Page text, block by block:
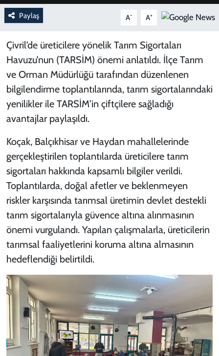
Paylaş A- A+
Çivril’de üreticilere yönelik Tarım Sigortaları
Havuzu’nun (TARSİM) önemi anlatıldı. İlçe Tarım
ve Orman Müdürlüğü tarafından düzenlenen
bilgilendirme toplantılarında, tarım sigortalarındaki
yenilikler ile TARSİM’in çiftçilere sağladığı
avantajlar paylaşıldı.
Koçak, Balçıkhisar ve Haydan mahallelerinde
gerçekleştirilen toplantılarda üreticilere tarım
sigortaları hakkında kapsamlı bilgiler verildi.
Toplantılarda, doğal afetler ve beklenmeyen
riskler karşısında tarımsal üretimin devlet destekli
tarım sigortalarıyla güvence altına alınmasının
önemi vurgulandı. Yapılan çalışmalarla, üreticilerin
tarımsal faaliyetlerini koruma altına almasının
hedeflendiği belirtildi.